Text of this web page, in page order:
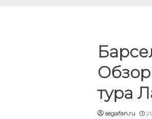
Обзор
тура
segafan.ru